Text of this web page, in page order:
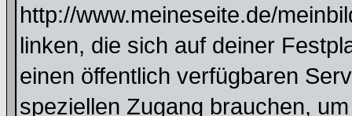
http://www.meineseite.de/
linken, die sich auf deiner
einen öffentlich verfügbaren
speziellen Zugang brauchen,